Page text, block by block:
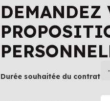
DEMANDEZ
Durée souhaitée du contrat